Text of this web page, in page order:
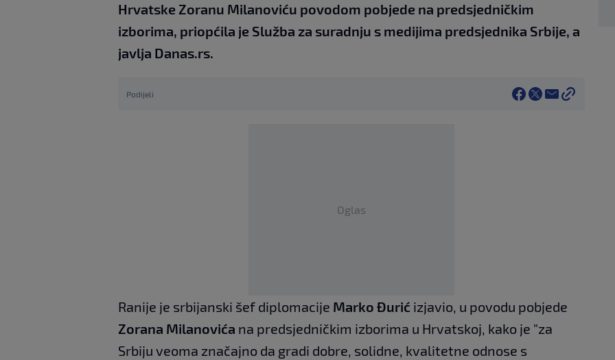
Hrvatske Zoranu Milanoviću povodom pobjede na predsjedničkim
izborima, priopćila je Služba za suradnju s medijima predsjednika Srbije, a
javlja Danas.rs.
Podijeli
Oglas
Ranije je srbijanski šef diplomacije Marko Đurić izjavio, u povodu pobjede
Zorana Milanovića na predsjedničkim izborima u Hrvatskoj, kako je "za
Srbiju veoma značajno da gradi dobre, solidne, kvalitetne odnose s